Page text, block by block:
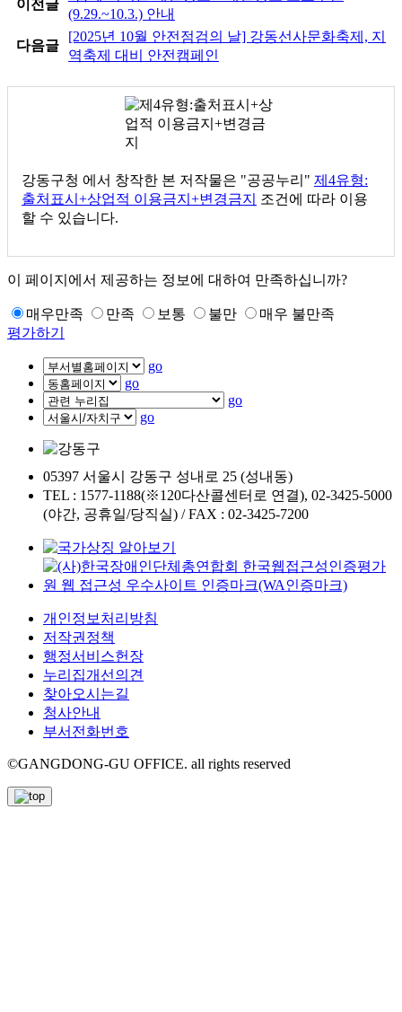
이전글
(9.29.~10.3.) 안내
다음글
[2025년 10월 안전점검의 날] 강동선사문화축제, 지
역축제 대비 안전캠페인
강동구청 에서 창작한 본 저작물은 "공공누리" 제4유형:
출처표시+상업적 이용금지+변경금지
조건에 따라 이용
할 수 있습니다.
이 페이지에서 제공하는 정보에 대하여 만족하십니까?
매우만족 만족 보통 불만
매우 불만족
평가하기
go
go
go
go
05397 서울시 강동구 성내로 25 (성내동)
TEL : 1577-1188(※120다산콜센터로 연결), 02-3425-5000
(야간, 공휴일/당직실) / FAX : 02-3425-7200
개인정보처리방침
저작권정책
행정서비스헌장
누리집개선의견
찾아오시는길
청사안내
부서전화번호
©GANGDONG-GU OFFICE. all rights reserved